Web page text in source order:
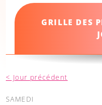
GRILLE DES
< Jour précédent
SAMEDI